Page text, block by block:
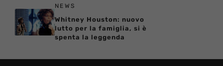
NEWS
Whitney Houston: nuovo
lutto per la famiglia, si è
spenta la leggenda